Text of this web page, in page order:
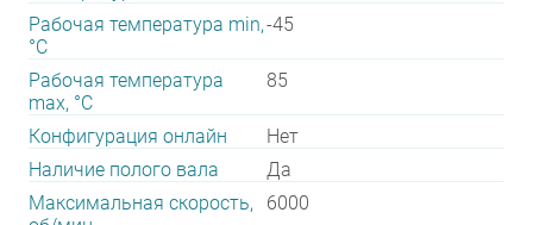
Рабочая температура min,
°С
-45
Рабочая температура
max, °С
85
Конфигурация онлайн
Нет
Наличие полого вала
Да
Максимальная скорость,
6000